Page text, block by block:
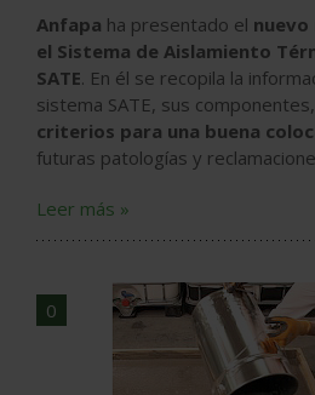
Anfapa ha presentado el
el Sistema de Aislamiento
SATE. En él se recopila la
sistema SATE, sus
criterios para una buena
futuras patologías y
Leer más »
0